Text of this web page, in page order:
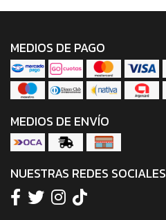
MEDIOS DE PAGO
MEDIOS DE ENVÍO
NUESTRAS REDES SOCIALES